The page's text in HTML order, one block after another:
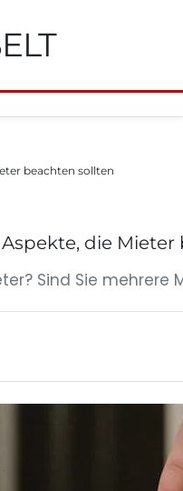
beachten sollten
die
Sind Sie